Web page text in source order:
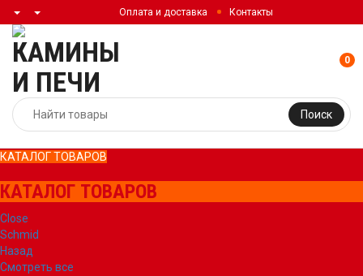
Оплата и доставка Контакты
Поиск
0
КАТАЛОГ ТОВАРОВ
КАТАЛОГ ТОВАРОВ
Close
Schmid
Назад
Смотреть все